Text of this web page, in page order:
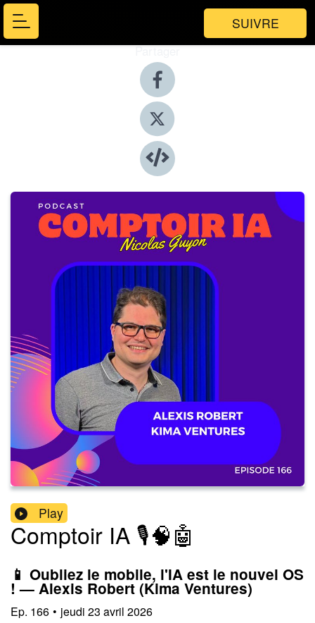
SUIVRE
Partager
Play
Comptoir IA 🎙️🧠🤖
📱 Oubliez le mobile, l'IA est le nouvel OS
! — Alexis Robert (Kima Ventures)
Ep. 166 • jeudi 23 avril 2026